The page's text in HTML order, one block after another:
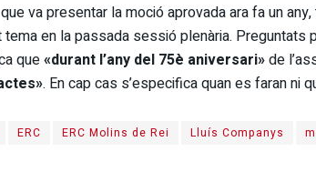
que va presentar la moció aprovada ara fa un
en la passada sessió plenària. Preguntats
que«durant l’any del 75è aniversari»de
. En cap cas s’especifica quan es faran ni
ERC ERC Molins de Rei Lluís Companys